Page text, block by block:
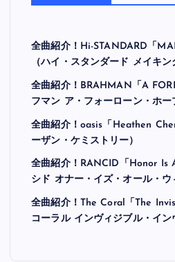
全曲紹介！Hi-STANDARD「
（ハイ・スタンダード メイキン
全曲紹介！BRAHMAN「A
フマン ア・フォーローン・ホー
全曲紹介！oasis「Heathen
ーザン・ケミストリー）
全曲紹介！RANCID「Honor Is
シド オナー・イズ・オール・ウ
全曲紹介！The Coral「The
コーラル インヴィジブル・イン